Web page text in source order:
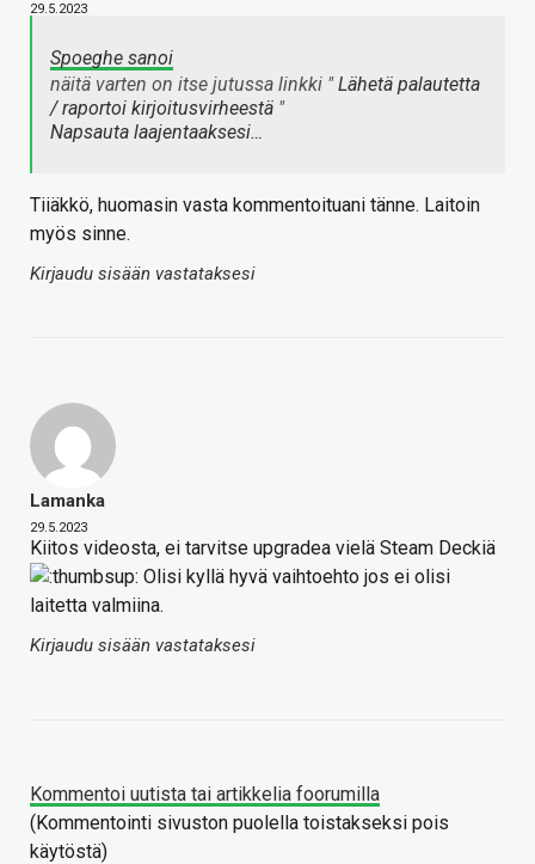
29.5.2023
Spoeghe sanoi
näitä varten on itse jutussa linkki "Lähetä palautetta
/ raportoi kirjoitusvirheestä "
Napsauta laajentaaksesi…
Tiiäkkö, huomasin vasta kommentoituani tänne. Laitoin
myös sinne.
Kirjaudu sisään vastataksesi
Lamanka
29.5.2023
Kiitos videosta, ei tarvitse upgradea vielä Steam Deckiä
Olisi kyllä hyvä vaihtoehto jos ei olisi
laitetta valmiina.
Kirjaudu sisään vastataksesi
Kommentoi uutista tai artikkelia foorumilla
(Kommentointi sivuston puolella toistakseksi pois
käytöstä)